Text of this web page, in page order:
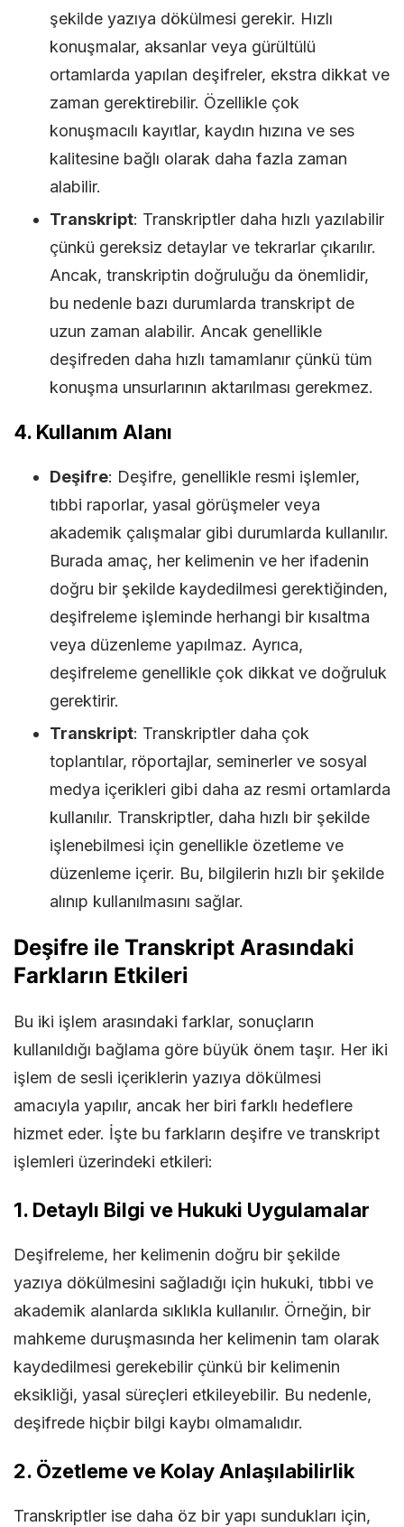
şekilde yazıya dökülmesi gerekir. Hızlı
konuşmalar, aksanlar veya gürültülü
ortamlarda yapılan deşifreler, ekstra dikkat ve
zaman gerektirebilir. Özellikle çok
konuşmacılı kayıtlar, kaydın hızına ve ses
kalitesine bağlı olarak daha fazla zaman
alabilir.
Transkript: Transkriptler daha hızlı yazılabilir
çünkü gereksiz detaylar ve tekrarlar çıkarılır.
Ancak, transkriptin doğruluğu da önemlidir,
bu nedenle bazı durumlarda transkript de
uzun zaman alabilir. Ancak genellikle
deşifreden daha hızlı tamamlanır çünkü tüm
konuşma unsurlarının aktarılması gerekmez.
4. Kullanım Alanı
Deşifre: Deşifre, genellikle resmi işlemler,
tıbbi raporlar, yasal görüşmeler veya
akademik çalışmalar gibi durumlarda kullanılır.
Burada amaç, her kelimenin ve her ifadenin
doğru bir şekilde kaydedilmesi gerektiğinden,
deşifreleme işleminde herhangi bir kısaltma
veya düzenleme yapılmaz. Ayrıca,
deşifreleme genellikle çok dikkat ve doğruluk
gerektirir.
Transkript: Transkriptler daha çok
toplantılar, röportajlar, seminerler ve sosyal
medya içerikleri gibi daha az resmi ortamlarda
kullanılır. Transkriptler, daha hızlı bir şekilde
işlenebilmesi için genellikle özetleme ve
düzenleme içerir. Bu, bilgilerin hızlı bir şekilde
alınıp kullanılmasını sağlar.
Deşifre ile Transkript Arasındaki
Farkların Etkileri
Bu iki işlem arasındaki farklar, sonuçların
kullanıldığı bağlama göre büyük önem taşır. Her iki
işlem de sesli içeriklerin yazıya dökülmesi
amacıyla yapılır, ancak her biri farklı hedeflere
hizmet eder. İşte bu farkların deşifre ve transkript
işlemleri üzerindeki etkileri:
1. Detaylı Bilgi ve Hukuki Uygulamalar
Deşifreleme, her kelimenin doğru bir şekilde
yazıya dökülmesini sağladığı için hukuki, tıbbi ve
akademik alanlarda sıklıkla kullanılır. Örneğin, bir
mahkeme duruşmasında her kelimenin tam olarak
kaydedilmesi gerekebilir çünkü bir kelimenin
eksikliği, yasal süreçleri etkileyebilir. Bu nedenle,
deşifrede hiçbir bilgi kaybı olmamalıdır.
2. Özetleme ve Kolay Anlaşılabilirlik
Transkriptler ise daha öz bir yapı sundukları için,